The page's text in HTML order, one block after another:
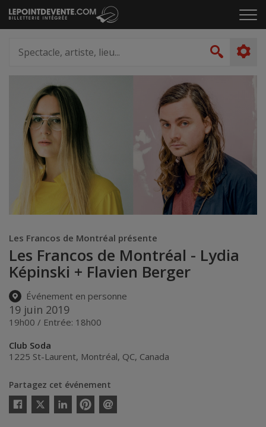
Passer
au
le
artiste,
lieu...
Les Francos de Montréal présente
Les Francos de Montréal - Lydia
Képinski + Flavien Berger
Événement en personne
19 juin 2019
19h00 / Entrée: 18h00
Club Soda
1225 St-Laurent, Montréal, QC, Canada
Partagez cet événement
Twitter